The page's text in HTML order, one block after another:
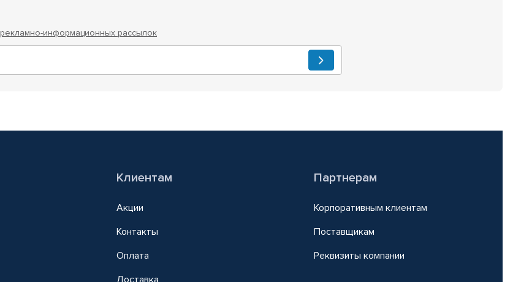
рекламно-информационных рассылок
Клиентам
Акции
Контакты
Оплата
Доставка
Партнерам
Корпоративным клиентам
Поставщикам
Реквизиты компании